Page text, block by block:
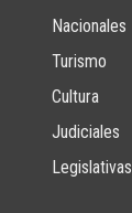
Nacionales
Turismo
Cultura
Judiciales
Legislativas